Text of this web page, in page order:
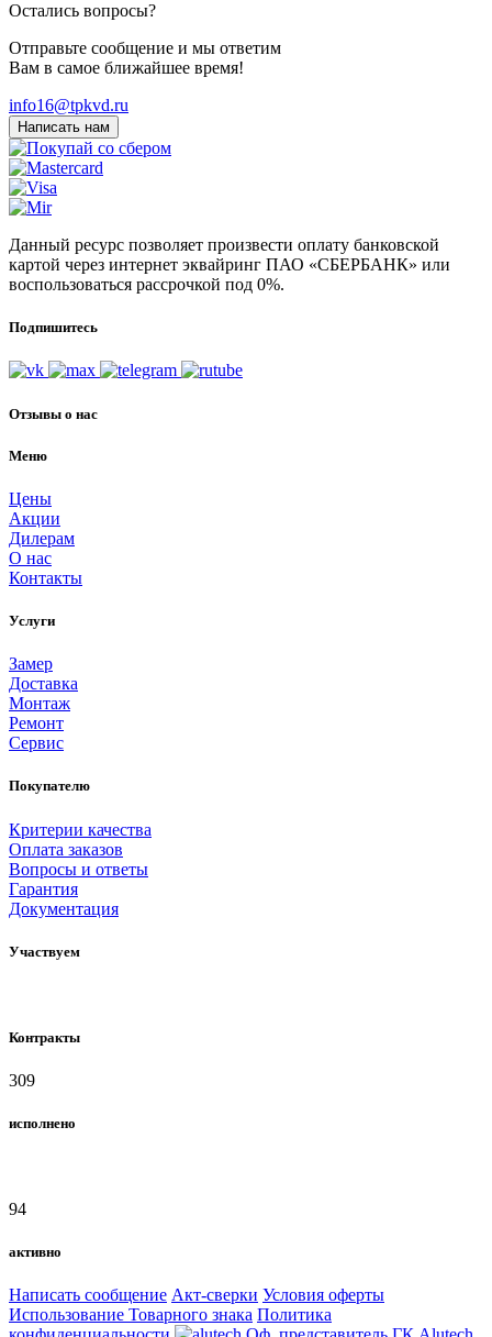
Остались вопросы?
Отправьте сообщение и мы ответим
Вам в самое ближайшее время!
info16@tpkvd.ru
Написать нам
Данный ресурс позволяет произвести оплату банковской
картой через интернет эквайринг ПАО «СБЕРБАНК» или
воспользоваться рассрочкой под 0%.
Подпишитесь
Отзывы о нас
Меню
Цены
Акции
Дилерам
О нас
Контакты
Услуги
Замер
Доставка
Монтаж
Ремонт
Сервис
Покупателю
Критерии качества
Оплата заказов
Вопросы и ответы
Гарантия
Документация
Участвуем
Контракты
309
исполнено
94
активно
Написать сообщение Акт-сверки Условия оферты
Использование Товарного знака Политика